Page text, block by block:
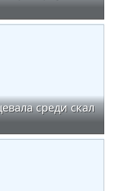
среди скал